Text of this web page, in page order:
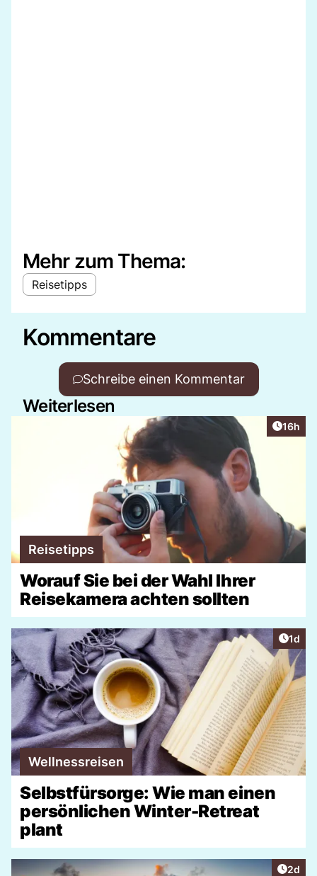
Mehr zum Thema:
Reisetipps
Kommentare
Schreibe einen Kommentar
Weiterlesen
Artikel
16h
Reisetipps
Worauf Sie bei der Wahl Ihrer
Reisekamera achten sollten
1d
Wellnessreisen
Selbstfürsorge: Wie man einen
persönlichen Winter-Retreat
plant
2d